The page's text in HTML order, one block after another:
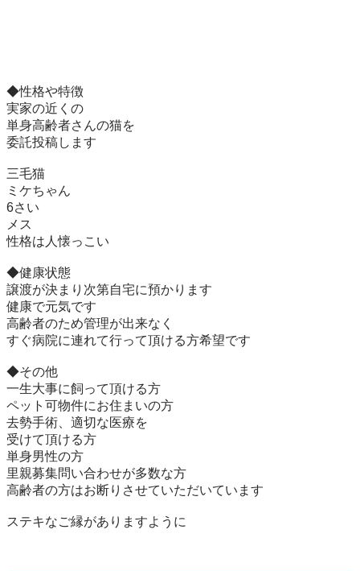
◆性格や特徴
実家の近くの
単身高齢者さんの猫を
委託投稿します
三毛猫
ミケちゃん
6さい
メス
性格は人懐っこい
◆健康状態
譲渡が決まり次第自宅に預かります
健康で元気です
高齢者のため管理が出来なく
すぐ病院に連れて行って頂ける方希望です
◆その他
一生大事に飼って頂ける方
ペット可物件にお住まいの方
去勢手術、適切な医療を
受けて頂ける方
単身男性の方
里親募集問い合わせが多数な方
高齢者の方はお断りさせていただいています
ステキなご縁がありますように